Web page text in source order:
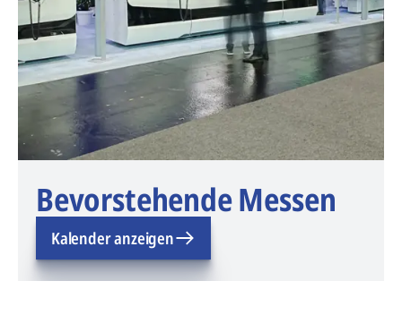
Bevorstehende Messen
Kalender anzeigen